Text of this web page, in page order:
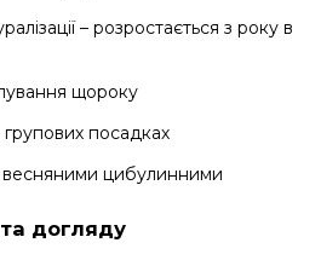
– розростається з року в
щороку
посадках
весняними цибулинними
догляду